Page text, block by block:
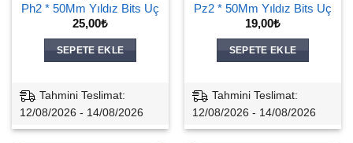
Ph2 * 50Mm Yıldız Bits Uç
25,00₺
SEPETE EKLE
Tahmini Teslimat:
12/08/2026 - 14/08/2026
Pz2 * 50Mm Yıldız Bits Uç
19,00₺
SEPETE EKLE
Tahmini Teslimat:
12/08/2026 - 14/08/2026